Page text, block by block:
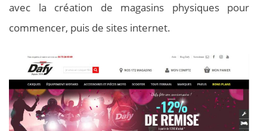
avec la création de magasins physiques pour
commencer, puis de sites internet.